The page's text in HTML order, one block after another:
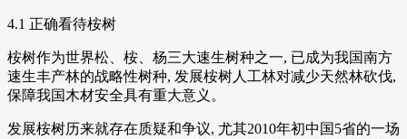
4.1 正确看待桉树
桉树作为世界松、桉、杨三大速生树种之一, 已成为我国南方
速生丰产林的战略性树种, 发展桉树人工林对减少天然林砍伐,
保障我国木材安全具有重大意义。
发展桉树历来就存在质疑和争议, 尤其2010年初中国5省的一场